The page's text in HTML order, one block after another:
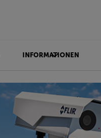
INFORMATIONEN